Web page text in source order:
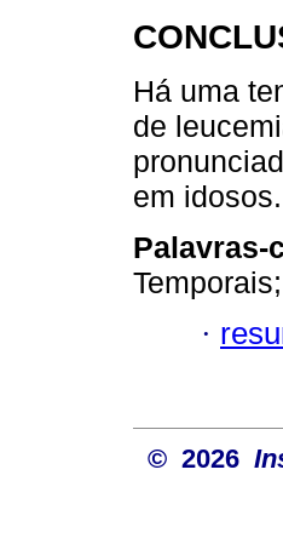
Há uma
de
em idosos.
Palavras-
·
© 2026